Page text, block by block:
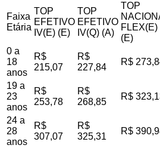
Faixa
Etária
TOP
EFETIVO
IV(E) (E)
TOP
EFETIVO
IV(Q) (A)
TOP
FLEX(E)
(E)
0 a
18
anos
R$
215,07
R$
227,84
R$
19 a
23
anos
R$
253,78
R$
268,85
R$
24 a
28
anos
R$
307,07
R$
325,31
R$